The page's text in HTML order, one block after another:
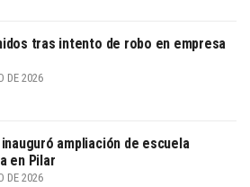
tras intento de robo en empresa
DE 2026
ampliación de escuela
en Pilar
DE 2026